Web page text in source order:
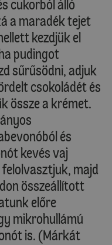
cukorból álló
a maradék tejet
kezdjük el
pudingot
sűrűsödni, adjuk
csokoládét és
össze a krémet.
és
kevés vaj
majd
összeállított
előre
mikrohullámú
is. (Márkát